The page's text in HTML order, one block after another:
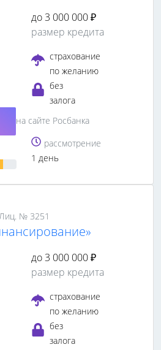
до 3 000 000 ₽
размер кредита
страхование
по желанию
без
залога
на сайте Росбанка
рассмотрение
1 день
Лиц. № 3251
до 3 000 000 ₽
размер кредита
страхование
по желанию
без
залога